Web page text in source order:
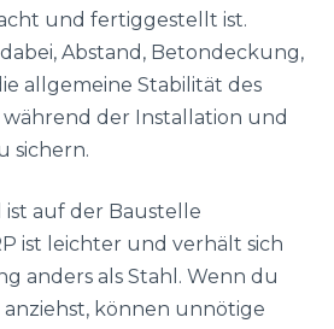
und fertiggestellt ist.
Abstand, Betondeckung,
allgemeine Stabilität des
der Installation und
sichern.
ist auf der Baustelle
ist leichter und verhält sich
anders als Stahl. Wenn du
können unnötige